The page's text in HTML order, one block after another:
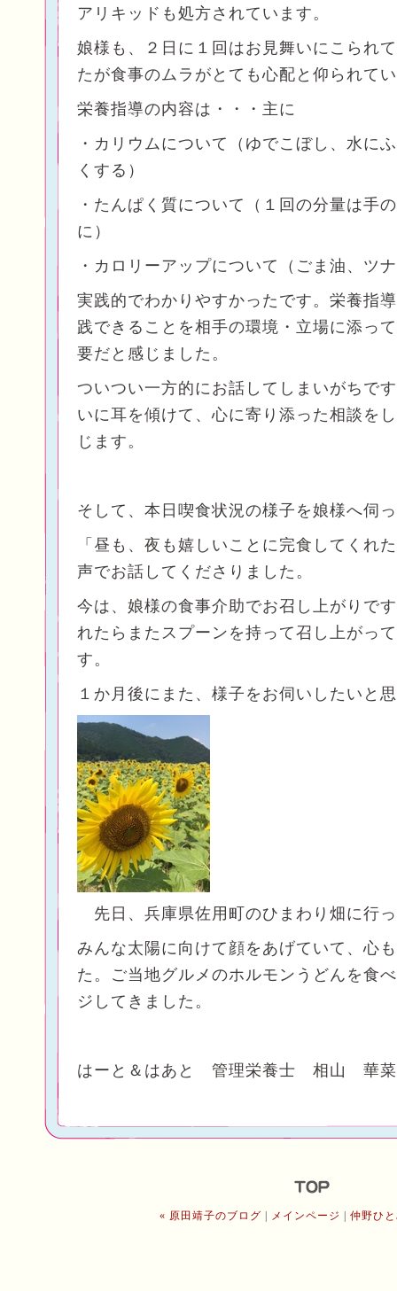
アリキッドも処方されています。
娘様も、２日に１回はお見舞いにこられ
たが食事のムラがとても心配と仰られて
栄養指導の内容は・・・主に
・カリウムについて（ゆでこぼし、水に
くする）
・たんぱく質について（１回の分量は手
に）
・カロリーアップについて（ごま油、ツ
実践的でわかりやすかったです。栄養指
践できることを相手の環境・立場に添っ
要だと感じました。
ついつい一方的にお話してしまいがちで
いに耳を傾けて、心に寄り添った相談を
じます。
そして、本日喫食状況の様子を娘様へ伺
「昼も、夜も嬉しいことに完食してくれ
声でお話してくださりました。
今は、娘様の食事介助でお召し上がりで
れたらまたスプーンを持って召し上がっ
す。
１か月後にまた、様子をお伺いしたいと
先日、兵庫県佐用町のひまわり畑に行
みんな太陽に向けて顔をあげていて、心
た。ご当地グルメのホルモンうどんを食
ジしてきました。
はーと＆はあと 管理栄養士 相山 華菜
« 原田靖子のブログ メインページ 仲野ひ